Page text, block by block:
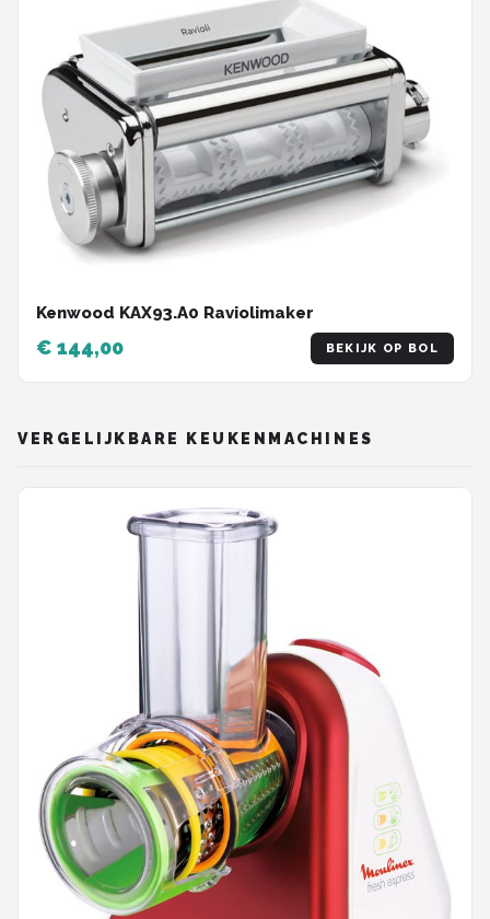
Kenwood KAX93.A0 Raviolimaker
€ 144,00 BEKIJK OP BOL
VERGELIJKBARE KEUKENMACHINES